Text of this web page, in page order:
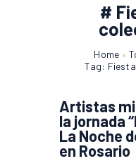
#
Home
Tag:
Artistas
la jornada
La Noche
en Rosario